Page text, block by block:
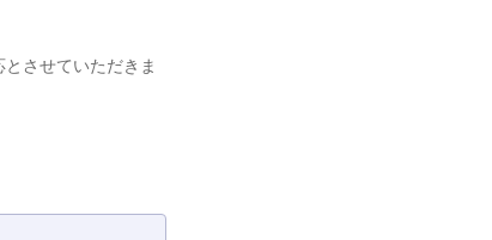
させていただきま